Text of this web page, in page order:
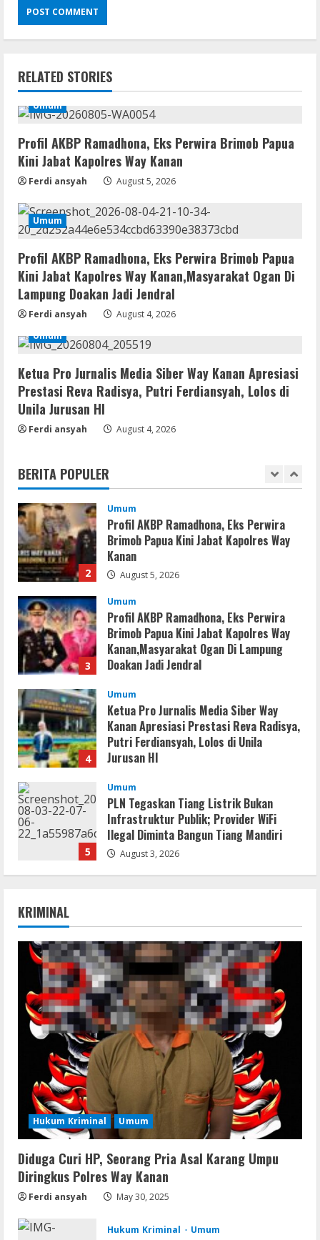
RELATED STORIES
Umum
Profil AKBP Ramadhona, Eks Perwira Brimob Papua
Kini Jabat Kapolres Way Kanan
Ferdi ansyah August 5, 2026
Umum
Profil AKBP Ramadhona, Eks Perwira Brimob Papua
Kini Jabat Kapolres Way Kanan,Masyarakat Ogan Di
Lampung Doakan Jadi Jendral
Ferdi ansyah
August 4, 2026
Umum
Ketua Pro Jurnalis Media Siber Way Kanan Apresiasi
Prestasi Reva Radisya, Putri Ferdiansyah, Lolos di
Unila Jurusan HI
Ferdi ansyah August 4, 2026
BERITA POPULER
2
Brimob Papua Kini Jabat Kapolres Way
Kanan
August 5, 2026
Umum
Profil AKBP Ramadhona, Eks Perwira
Brimob Papua Kini Jabat Kapolres Way
Kanan,Masyarakat Ogan Di Lampung
August 4, 2026
4
Umum
Kanan Apresiasi Prestasi Reva Radisya,
Putri Ferdiansyah, Lolos di Unila
Jurusan HI
August 4, 2026
5
Umum
PLN Tegaskan Tiang Listrik Bukan
Infrastruktur Publik; Provider WiFi
Ilegal Diminta Bangun Tiang Mandiri
August 3, 2026
1
Assassin’s Creed Shadows Digital
2
Umum
Profil AKBP Ramadhona, Eks Perwira
Brimob Papua Kini Jabat Kapolres Way
Kanan
August 5, 2026
3
Umum
Profil AKBP Ramadhona, Eks Perwira
Brimob Papua Kini Jabat Kapolres Way
Kanan,Masyarakat Ogan Di Lampung
Doakan Jadi Jendral
4
Umum
Ketua Pro Jurnalis Media Siber Way
Kanan Apresiasi Prestasi Reva Radisya,
Putri Ferdiansyah, Lolos di Unila
Jurusan HI
5
Umum
PLN Tegaskan Tiang Listrik Bukan
Infrastruktur Publik; Provider WiFi
Ilegal Diminta Bangun Tiang Mandiri
August 3, 2026
1
for Desktop
August 6, 2026
2
Umum
Profil AKBP Ramadhona, Eks Perwira
Brimob Papua Kini Jabat Kapolres Way
Kanan
August 5, 2026
3
Umum
Profil AKBP Ramadhona, Eks Perwira
Brimob Papua Kini Jabat Kapolres Way
Kanan,Masyarakat Ogan Di Lampung
Doakan Jadi Jendral
Umum
Ketua Pro Jurnalis Media Siber Way
Kanan Apresiasi Prestasi Reva Radisya,
Putri Ferdiansyah, Lolos di Unila
Jurusan HI
KRIMINAL
Hukum Kriminal Umum
Diduga Curi HP, Seorang Pria Asal Karang Umpu
Diringkus Polres Way Kanan
Ferdi ansyah May 30, 2025
Hukum Kriminal Umum